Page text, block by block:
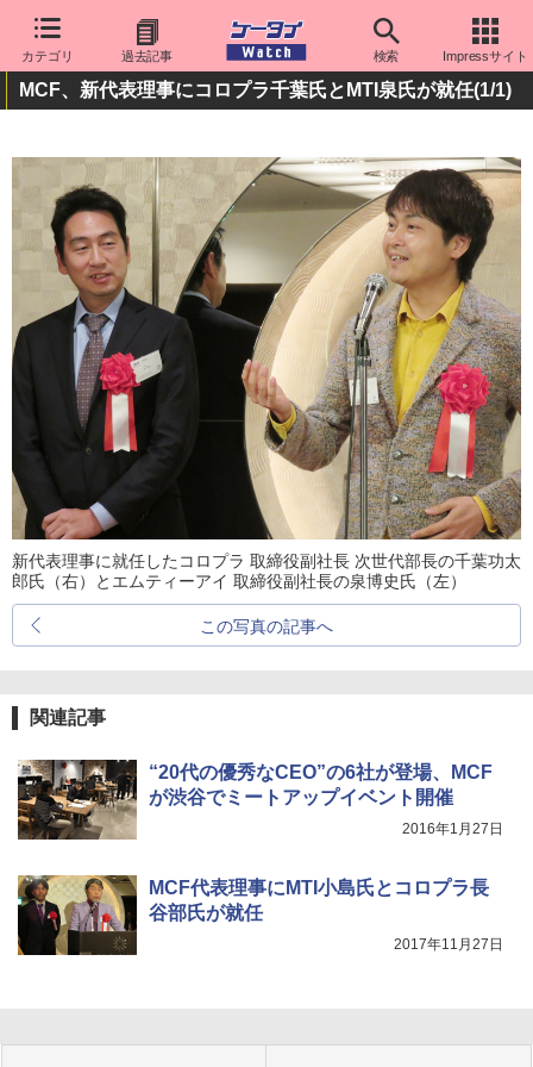
カテゴリ 過去記事 検索 Impressサイト
MCF、新代表理事にコロプラ千葉氏とMTI泉氏が就任(1/1)
新代表理事に就任したコロプラ 取締役副社長 次世代部長の千葉功太
郎氏（右）とエムティーアイ 取締役副社長の泉博史氏（左）
この写真の記事へ
関連記事
“20代の優秀なCEO”の6社が登場、MCF
が渋谷でミートアップイベント開催
2016年1月27日
MCF代表理事にMTI小島氏とコロプラ長
谷部氏が就任
2017年11月27日